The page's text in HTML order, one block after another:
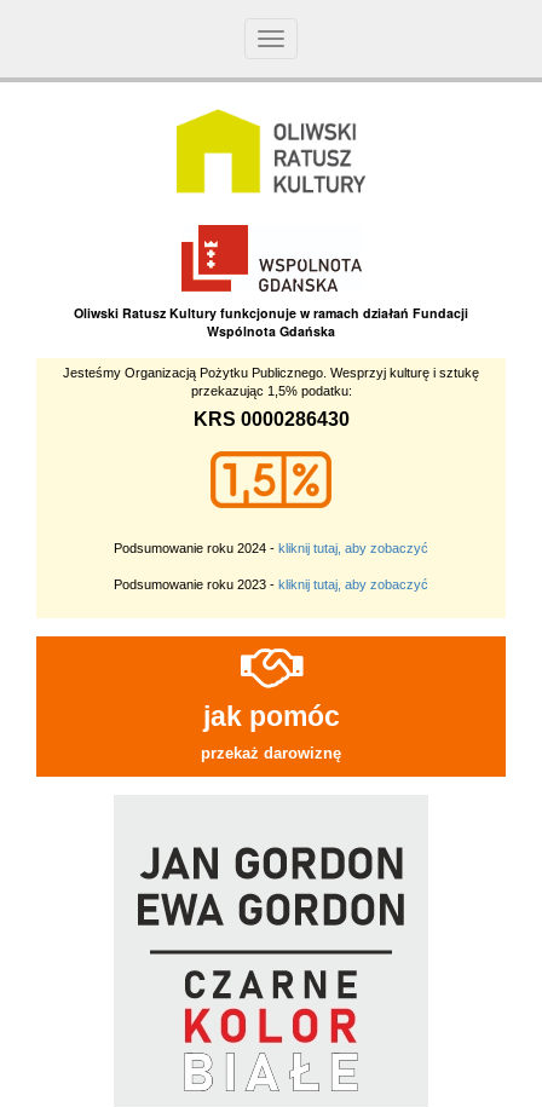
Toggle
Oliwski Ratusz Kultury funkcjonuje w ramach działań Fundacji
Wspólnota Gdańska
Jesteśmy Organizacją Pożytku Publicznego. Wesprzyj kulturę i sztukę
przekazując 1,5% podatku:
KRS 0000286430
Podsumowanie roku 2024 - kliknij tutaj, aby zobaczyć
Podsumowanie roku 2023 - kliknij tutaj, aby zobaczyć
jak pomóc
przekaż darowiznę